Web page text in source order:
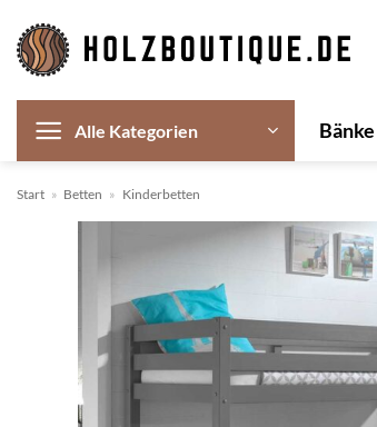
Inhalt
springen
Alle Kategorien Bänke
Start » Betten » Kinderbetten